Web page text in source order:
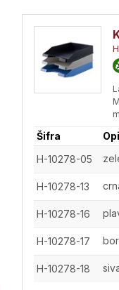
Šifra
H-10278-05
H-10278-13
H-10278-16
H-10278-17
H-10278-18